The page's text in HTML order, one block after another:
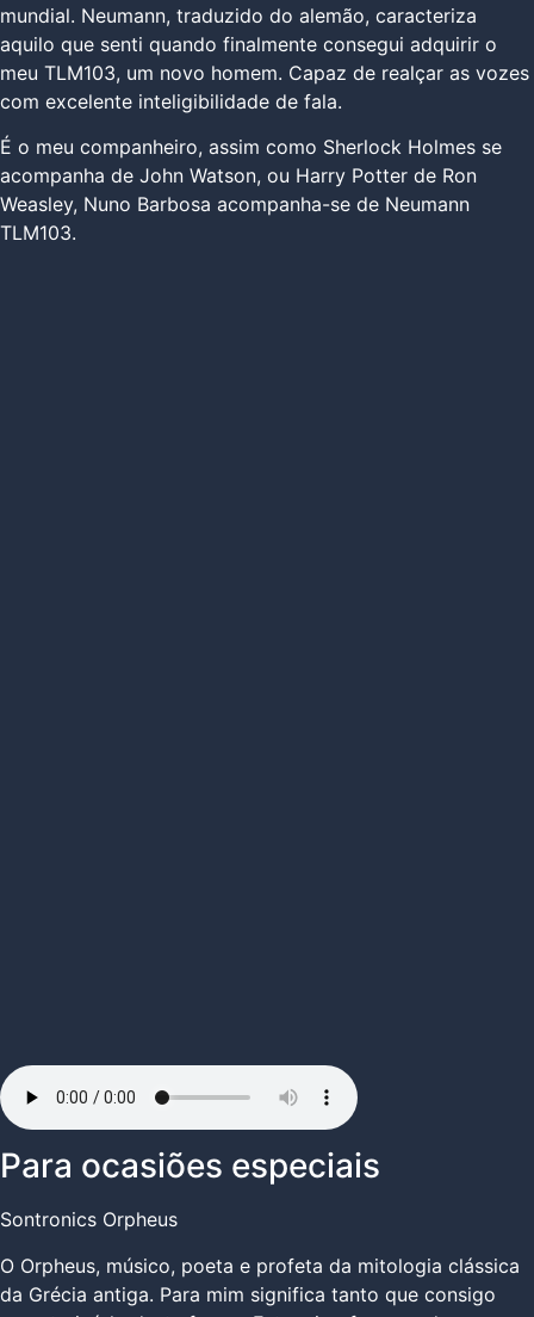
mundial. Neumann, traduzido do alemão, caracteriza
aquilo que senti quando finalmente consegui adquirir o
meu TLM103, um novo homem. Capaz de realçar as vozes
com excelente inteligibilidade de fala.
É o meu companheiro, assim como Sherlock Holmes se
acompanha de John Watson, ou Harry Potter de Ron
Weasley, Nuno Barbosa acompanha-se de Neumann
TLM103.
Para ocasiões especiais
Sontronics Orpheus
O Orpheus, músico, poeta e profeta da mitologia clássica
da Grécia antiga. Para mim significa tanto que consigo